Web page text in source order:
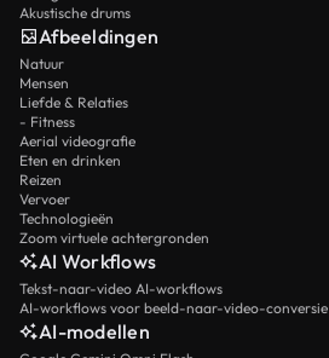
Akustische drums
Afbeeldingen
Natuur
Mensen
Liefde & Relaties
- Fitness
Aerial videografie
Eten en drinken
Reizen
Vervoer
Technologieën
Zoom virtuele achtergronden
AI Workflows
Tekst-naar-video AI-workflows
AI-workflows voor beeld-naar-video-conversie
AI-modellen